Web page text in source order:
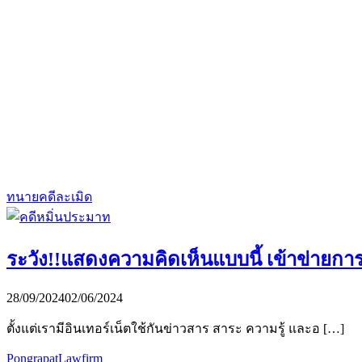
ทนายคดีละเมิด
ระวัง!!แสดงความคิดเห็นแบบนี้ เข้าข่ายก
28/09/202402/06/2024
ตั้งแต่เรามีอินเทอร์เน็ตใช้กันข่าวสาร สาระ ความรู้ และอ […]
PongrapatLawfirm